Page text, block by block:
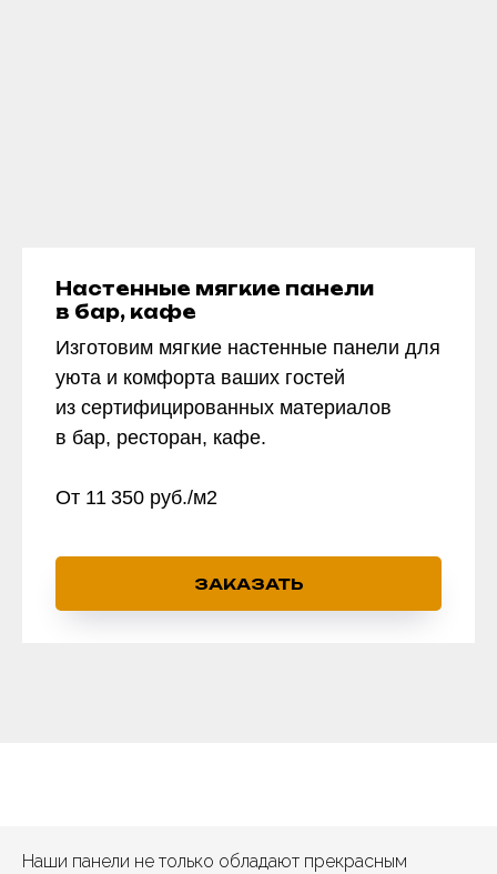
Настенные мягкие панели
в бар, кафе
Изготовим мягкие настенные панели для
уюта и комфорта ваших гостей
из сертифицированных материалов
в бар, ресторан, кафе.
От 11 350 руб./м2
ЗАКАЗАТЬ
Наши панели не только обладают прекрасным